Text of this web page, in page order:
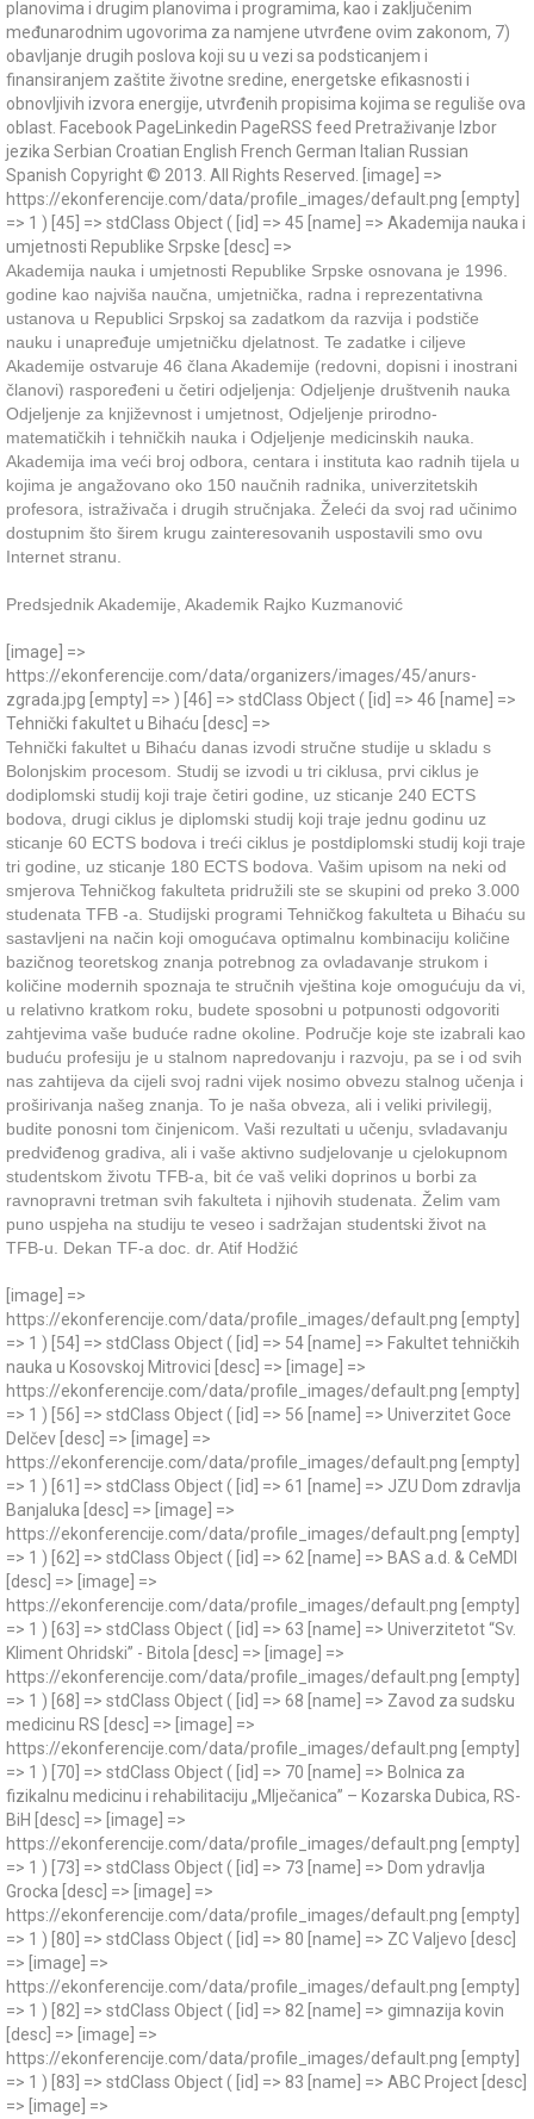
planovima i drugim planovima i programima, kao i zaključenim
međunarodnim ugovorima za namjene utvrđene ovim zakonom, 7)
obavljanje drugih poslova koji su u vezi sa podsticanjem i
finansiranjem zaštite životne sredine, energetske efikasnosti i
obnovljivih izvora energije, utvrđenih propisima kojima se reguliše ova
oblast. Facebook PageLinkedin PageRSS feed Pretraživanje Izbor
jezika Serbian Croatian English French German Italian Russian
Spanish Copyright © 2013. All Rights Reserved. [image] =>
https://ekonferencije.com/data/profile_images/default.png [empty]
=> 1 ) [45] => stdClass Object ( [id] => 45 [name] => Akademija nauka i
umjetnosti Republike Srpske [desc] =>
Akademija nauka i umjetnosti Republike Srpske osnovana je 1996.
godine kao najviša naučna, umjetnička, radna i reprezentativna
ustanova u Republici Srpskoj sa zadatkom da razvija i podstiče
nauku i unapređuje umjetničku djelatnost. Te zadatke i ciljeve
Akademije ostvaruje 46 člana Akademije (redovni, dopisni i inostrani
članovi) raspoređeni u četiri odjeljenja: Odjeljenje društvenih nauka
Odjeljenje za književnost i umjetnost, Odjeljenje prirodno-
matematičkih i tehničkih nauka i Odjeljenje medicinskih nauka.
Akademija ima veći broj odbora, centara i instituta kao radnih tijela u
kojima je angažovano oko 150 naučnih radnika, univerzitetskih
profesora, istraživača i drugih stručnjaka. Želeći da svoj rad učinimo
dostupnim što širem krugu zainteresovanih uspostavili smo ovu
Internet stranu.
Predsjednik Akademije, Akademik Rajko Kuzmanović
[image] =>
https://ekonferencije.com/data/organizers/images/45/anurs-
zgrada.jpg [empty] => ) [46] => stdClass Object ( [id] => 46 [name] =>
Tehnički fakultet u Bihaću [desc] =>
Tehnički fakultet u Bihaću danas izvodi stručne studije u skladu s
Bolonjskim procesom. Studij se izvodi u tri ciklusa, prvi ciklus je
dodiplomski studij koji traje četiri godine, uz sticanje 240 ECTS
bodova, drugi ciklus je diplomski studij koji traje jednu godinu uz
sticanje 60 ECTS bodova i treći ciklus je postdiplomski studij koji traje
tri godine, uz sticanje 180 ECTS bodova. Vašim upisom na neki od
smjerova Tehničkog fakulteta pridružili ste se skupini od preko 3.000
studenata TFB -a. Studijski programi Tehničkog fakulteta u Bihaću su
sastavljeni na način koji omogućava optimalnu kombinaciju količine
bazičnog teoretskog znanja potrebnog za ovladavanje strukom i
količine modernih spoznaja te stručnih vještina koje omogućuju da vi,
u relativno kratkom roku, budete sposobni u potpunosti odgovoriti
zahtjevima vaše buduće radne okoline. Područje koje ste izabrali kao
buduću profesiju je u stalnom napredovanju i razvoju, pa se i od svih
nas zahtijeva da cijeli svoj radni vijek nosimo obvezu stalnog učenja i
proširivanja našeg znanja. To je naša obveza, ali i veliki privilegij,
budite ponosni tom činjenicom. Vaši rezultati u učenju, svladavanju
predviđenog gradiva, ali i vaše aktivno sudjelovanje u cjelokupnom
studentskom životu TFB-a, bit će vaš veliki doprinos u borbi za
ravnopravni tretman svih fakulteta i njihovih studenata. Želim vam
puno uspjeha na studiju te veseo i sadržajan studentski život na
TFB-u. Dekan TF-a doc. dr. Atif Hodžić
[image] =>
https://ekonferencije.com/data/profile_images/default.png [empty]
=> 1 ) [54] => stdClass Object ( [id] => 54 [name] => Fakultet tehničkih
nauka u Kosovskoj Mitrovici [desc] => [image] =>
https://ekonferencije.com/data/profile_images/default.png [empty]
=> 1 ) [56] => stdClass Object ( [id] => 56 [name] => Univerzitet Goce
Delčev [desc] => [image] =>
https://ekonferencije.com/data/profile_images/default.png [empty]
=> 1 ) [61] => stdClass Object ( [id] => 61 [name] => JZU Dom zdravlja
Banjaluka [desc] => [image] =>
https://ekonferencije.com/data/profile_images/default.png [empty]
=> 1 ) [62] => stdClass Object ( [id] => 62 [name] => BAS a.d. & CeMDI
[desc] => [image] =>
https://ekonferencije.com/data/profile_images/default.png [empty]
=> 1 ) [63] => stdClass Object ( [id] => 63 [name] => Univerzitetot “Sv.
Kliment Ohridski” - Bitola [desc] => [image] =>
https://ekonferencije.com/data/profile_images/default.png [empty]
=> 1 ) [68] => stdClass Object ( [id] => 68 [name] => Zavod za sudsku
medicinu RS [desc] => [image] =>
https://ekonferencije.com/data/profile_images/default.png [empty]
=> 1 ) [70] => stdClass Object ( [id] => 70 [name] => Bolnica za
fizikalnu medicinu i rehabilitaciju „Mlječanica” – Kozarska Dubica, RS-
BiH [desc] => [image] =>
https://ekonferencije.com/data/profile_images/default.png [empty]
=> 1 ) [73] => stdClass Object ( [id] => 73 [name] => Dom ydravlja
Grocka [desc] => [image] =>
https://ekonferencije.com/data/profile_images/default.png [empty]
=> 1 ) [80] => stdClass Object ( [id] => 80 [name] => ZC Valjevo [desc]
=> [image] =>
https://ekonferencije.com/data/profile_images/default.png [empty]
=> 1 ) [82] => stdClass Object ( [id] => 82 [name] => gimnazija kovin
[desc] => [image] =>
https://ekonferencije.com/data/profile_images/default.png [empty]
=> 1 ) [83] => stdClass Object ( [id] => 83 [name] => ABC Project [desc]
=> [image] =>